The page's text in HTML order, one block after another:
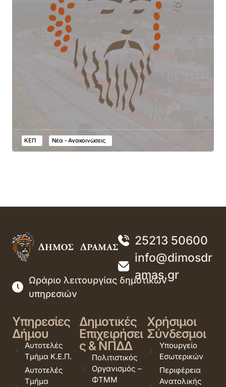
ΚΕΠ Νέα - Ανακοινώσεις
25213 50600
info@dimosdr
amas.gr
Ωράριο λειτουργίας δημοτικών
υπηρεσιών
Υπηρεσίες
Δήμου
Αυτοτελές
Τμήμα Κ.Ε.Π.
Αυτοτελές
Τμήμα
Δημοτικές
Επιχειρήσει
ς & ΝΠΔΔ
Πολιτιστικός
Οργανισμός –
ΦΤΜΜ
Χρήσιμοι
Σύνδεσμοι
Υπουργείο
Εσωτερικών
Περιφέρεια
Ανατολικής